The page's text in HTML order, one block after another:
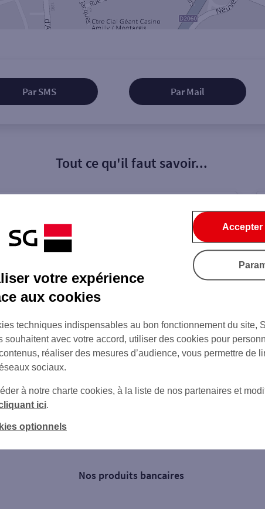
Par SMS Par Mail
Tout ce qu'il faut savoir...
de l'agence
Nos produits bancaires
votre expérience
aux cookies
techniques indispensables au bon fonctionnement du site,
souhaitent avec votre accord, utiliser des cookies pour
réaliser des mesures d’audience, vous permettre de
sociaux.
à notre charte cookies, à la liste de nos partenaires et
ici.
optionnels
Accepter